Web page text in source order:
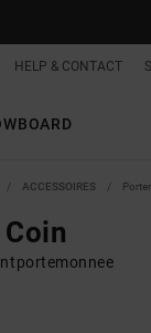
HELP & CONTACT
ACCESSOIRES